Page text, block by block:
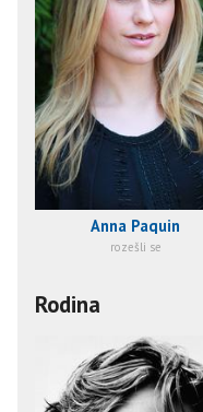
Anna Paquin
rozešli se
Rodina